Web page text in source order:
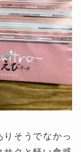
りそうでなかっ